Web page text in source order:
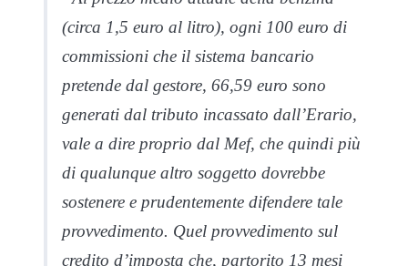
(circa 1,5 euro al litro), ogni 100 euro di
commissioni che il sistema bancario
pretende dal gestore, 66,59 euro sono
generati dal tributo incassato dall’Erario,
vale a dire proprio dal Mef, che quindi più
di qualunque altro soggetto dovrebbe
sostenere e prudentemente difendere tale
provvedimento. Quel provvedimento sul
credito d’imposta che, partorito 13 mesi